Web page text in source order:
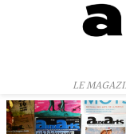
LE
Panneau de gestion